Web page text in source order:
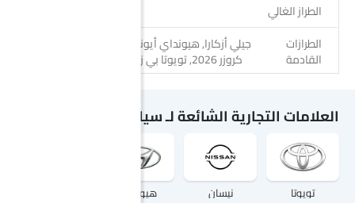
الطراز الغالي
الطرازات
القادمة كروزر 2026, تويوتا بي زد 4 إكس, سكودا إيلروك
العلامات التجارية الشائعة لـ سيارة
تويوتا نيسان هيونداي